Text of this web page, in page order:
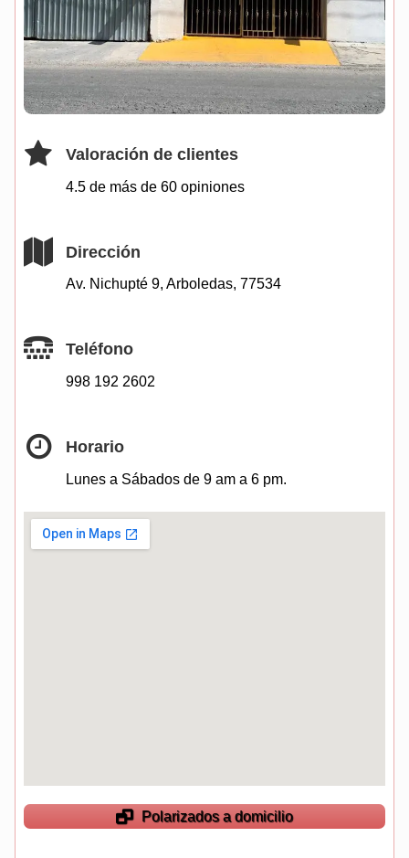
Valoración de clientes
4.5 de más de 60 opiniones
Dirección
Av. Nichupté 9, Arboledas, 77534
Teléfono
998 192 2602
Horario
Lunes a Sábados de 9 am a 6 pm.
Polarizados a domicilio